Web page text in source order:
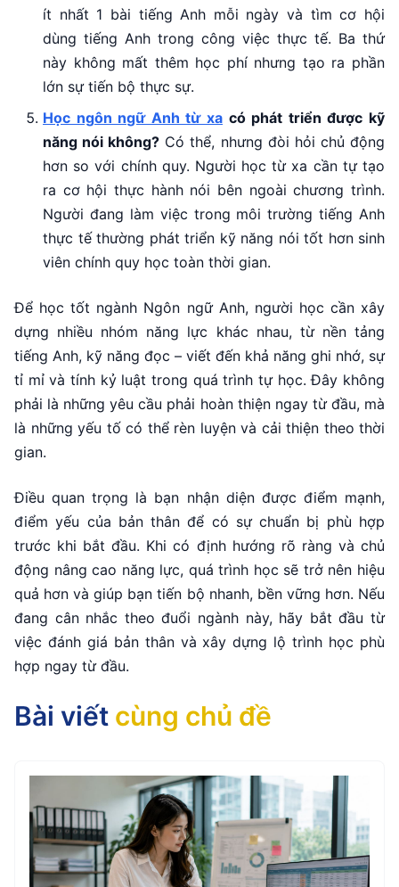
ít nhất 1 bài tiếng Anh mỗi ngày và tìm cơ hội
dùng tiếng Anh trong công việc thực tế. Ba thứ
này không mất thêm học phí nhưng tạo ra phần
lớn sự tiến bộ thực sự.
Học ngôn ngữ Anh từ xa có phát triển được kỹ
năng nói không? Có thể, nhưng đòi hỏi chủ động
hơn so với chính quy. Người học từ xa cần tự tạo
ra cơ hội thực hành nói bên ngoài chương trình.
Người đang làm việc trong môi trường tiếng Anh
thực tế thường phát triển kỹ năng nói tốt hơn sinh
viên chính quy học toàn thời gian.
Để học tốt ngành Ngôn ngữ Anh, người học cần xây
dựng nhiều nhóm năng lực khác nhau, từ nền tảng
tiếng Anh, kỹ năng đọc – viết đến khả năng ghi nhớ, sự
tỉ mỉ và tính kỷ luật trong quá trình tự học. Đây không
phải là những yêu cầu phải hoàn thiện ngay từ đầu, mà
là những yếu tố có thể rèn luyện và cải thiện theo thời
gian.
Điều quan trọng là bạn nhận diện được điểm mạnh,
điểm yếu của bản thân để có sự chuẩn bị phù hợp
trước khi bắt đầu. Khi có định hướng rõ ràng và chủ
động nâng cao năng lực, quá trình học sẽ trở nên hiệu
quả hơn và giúp bạn tiến bộ nhanh, bền vững hơn. Nếu
đang cân nhắc theo đuổi ngành này, hãy bắt đầu từ
việc đánh giá bản thân và xây dựng lộ trình học phù
hợp ngay từ đầu.
Bài viết cùng chủ đề